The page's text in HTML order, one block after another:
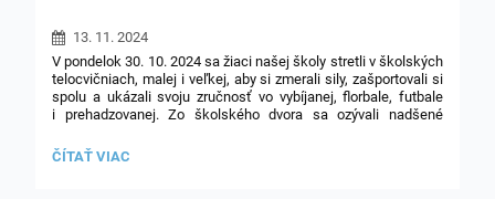
13. 11. 2024
V pondelok 30. 10. 2024 sa žiaci našej školy stretli v školských
telocvičniach, malej i veľkej, aby si zmerali sily, zašportovali si
spolu a ukázali svoju zručnosť vo vybíjanej, florbale, futbale
i prehadzovanej. Zo školského dvora sa ozývali nadšené
Za skvelé výkony boli žiaci odmenení sladkosťou a skvelým
zážitkom. Športový deň sa po celý čas niesol vo veľmi dobrej
ŠPORTOVÝ
ČÍTAŤ VIAC